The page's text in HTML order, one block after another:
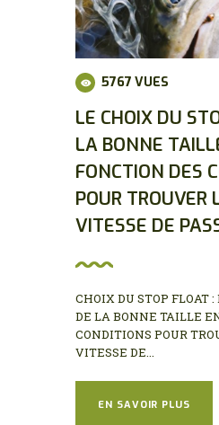
5767 VUES
LE CHOIX DU
LA BONNE
FONCTION DES
POUR TROUVER
VITESSE DE
CHOIX DU STOP FLOAT
DE LA BONNE TAILLE
CONDITIONS POUR
VITESSE DE...
EN SAVOIR PLUS